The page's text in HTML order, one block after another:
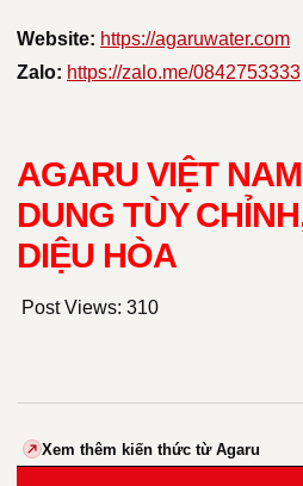
Website: https://agaruwater.com
Zalo: https://zalo.me/0842753333
AGARU VIỆT
DUNG TÙY
DIỆU HÒA
Post Views: 310
Xem thêm kiến thức từ Agaru